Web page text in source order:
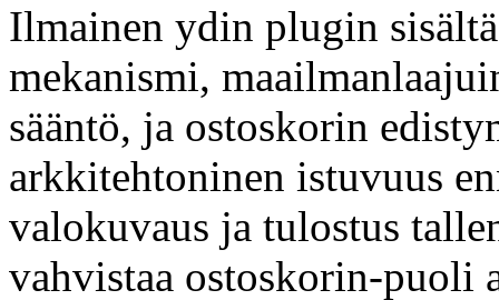
Ilmainen ydin plugin
mekanismi,
sääntö, ja ostoskorin
arkkitehtoninen istuvuus
valokuvaus ja tulostus
vahvistaa ostoskorin-puoli